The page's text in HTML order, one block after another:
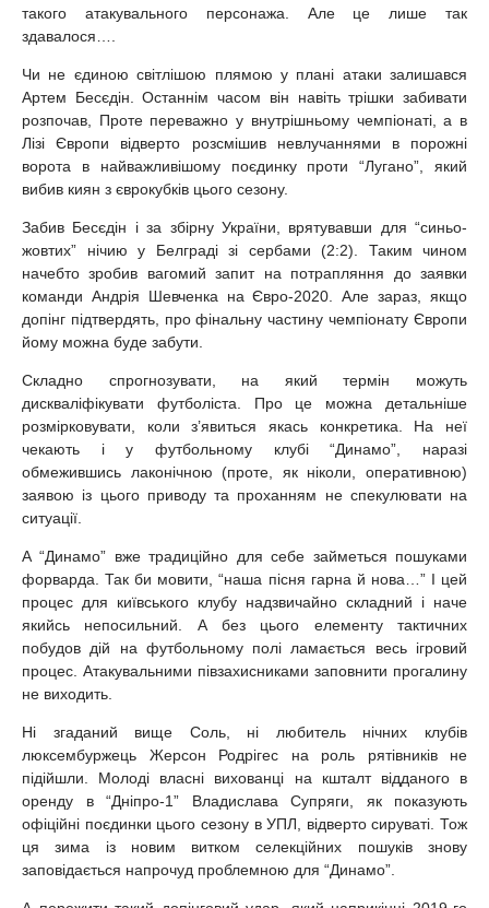
такого атакувального персонажа. Але це лише так
здавалося….
Чи не єдиною світлішою плямою у плані атаки залишався
Артем Бесєдін. Останнім часом він навіть трішки забивати
розпочав, Проте переважно у внутрішньому чемпіонаті, а в
Лізі Європи відверто розсмішив невлучаннями в порожні
ворота в найважливішому поєдинку проти “Лугано”, який
вибив киян з єврокубків цього сезону.
Забив Бесєдін і за збірну України, врятувавши для “синьо-
жовтих” нічию у Белграді зі сербами (2:2). Таким чином
начебто зробив вагомий запит на потрапляння до заявки
команди Андрія Шевченка на Євро-2020. Але зараз, якщо
допінг підтвердять, про фінальну частину чемпіонату Європи
йому можна буде забути.
Складно спрогнозувати, на який термін можуть
дискваліфікувати футболіста. Про це можна детальніше
розмірковувати, коли з’явиться якась конкретика. На неї
чекають і у футбольному клубі “Динамо”, наразі
обмежившись лаконічною (проте, як ніколи, оперативною)
заявою із цього приводу та проханням не спекулювати на
ситуації.
А “Динамо” вже традиційно для себе займеться пошуками
форварда. Так би мовити, “наша пісня гарна й нова…” І цей
процес для київського клубу надзвичайно складний і наче
якийсь непосильний. А без цього елементу тактичних
побудов дій на футбольному полі ламається весь ігровий
процес. Атакувальними півзахисниками заповнити прогалину
не виходить.
Ні згаданий вище Соль, ні любитель нічних клубів
люксембуржець Жерсон Родрігес на роль рятівників не
підійшли. Молоді власні вихованці на кшталт відданого в
оренду в “Дніпро-1” Владислава Супряги, як показують
офіційні поєдинки цього сезону в УПЛ, відверто сируваті. Тож
ця зима із новим витком селекційних пошуків знову
заповідається напрочуд проблемною для “Динамо”.